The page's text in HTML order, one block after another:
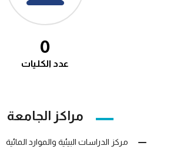
0
عدد الكليات
مراكز الجامعة
مركز الدراسات البيئية والموارد المائية